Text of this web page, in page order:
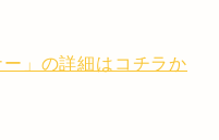
」の詳細はコチラか